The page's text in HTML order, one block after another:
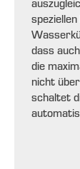
dass
die
nicht
schaltet